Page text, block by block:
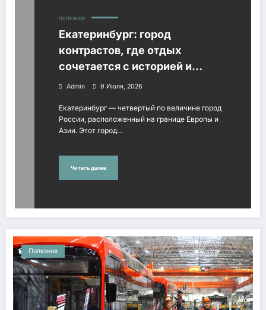
ПОЛЕЗНОЕ
Екатеринбург: город
контрастов, где отдых
сочетается с историей и
природой
Admin 9 Июля, 2026
Екатеринбург — четвертый по величине город
России, расположенный на границе Европы и
Азии. Этот город…
Читать далее
Полезное